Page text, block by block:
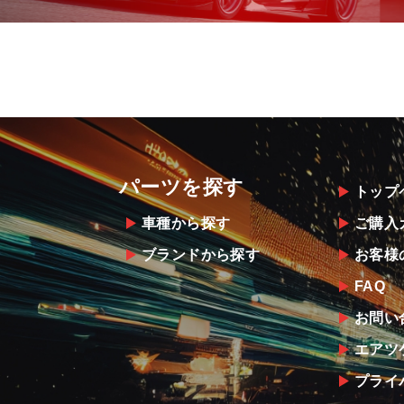
パーツを探す
車種から探す
ブランドから探す
トッ
ご購入
お客様
FAQ
お問い
エアツ
プライ